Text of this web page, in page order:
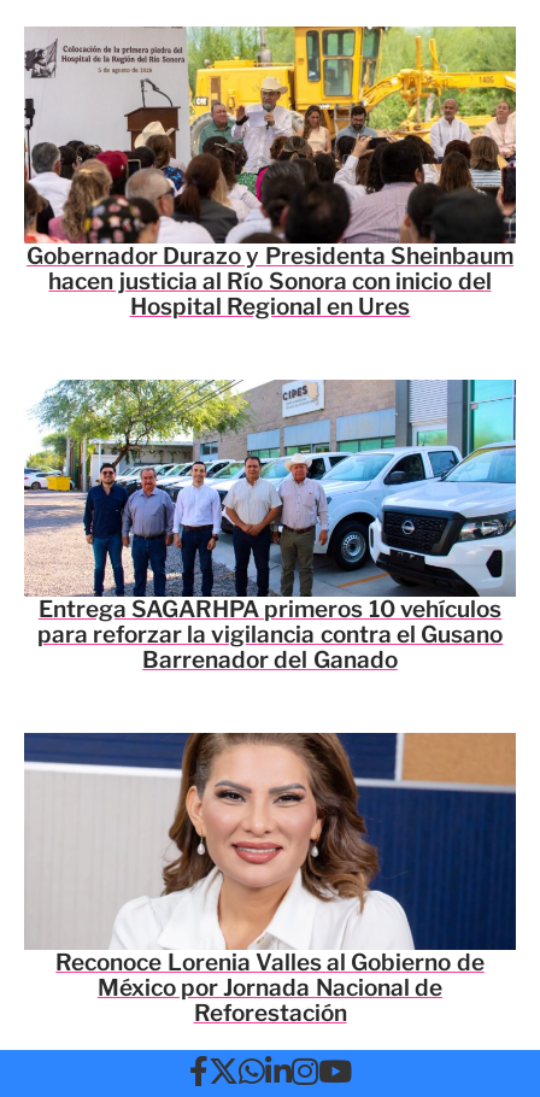
Gobernador Durazo y Presidenta Sheinbaum
hacen justicia al Río Sonora con inicio del
Hospital Regional en Ures
Entrega SAGARHPA primeros 10 vehículos
para reforzar la vigilancia contra el Gusano
Barrenador del Ganado
Reconoce Lorenia Valles al Gobierno de
México por Jornada Nacional de
Reforestación